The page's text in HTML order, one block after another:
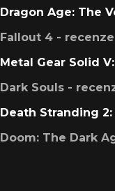
Dragon Age: The
Fallout 4 - recenze
Metal Gear Solid
Dark Souls -
Death Stranding
Doom: The Dark